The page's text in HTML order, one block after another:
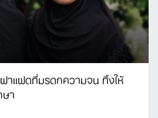
าแฝดที่มรดกความจน ทิ้งให้
า